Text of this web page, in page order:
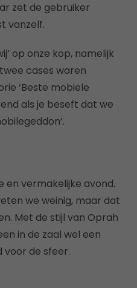
zet de gebruiker
vanzelf.
op onze kop, namelijk
cases waren
‘Beste mobiele
als je beseft dat we
en vermakelijke avond.
we weinig, maar dat
Met de stijl van Oprah
in de zaal wel een
voor de sfeer.